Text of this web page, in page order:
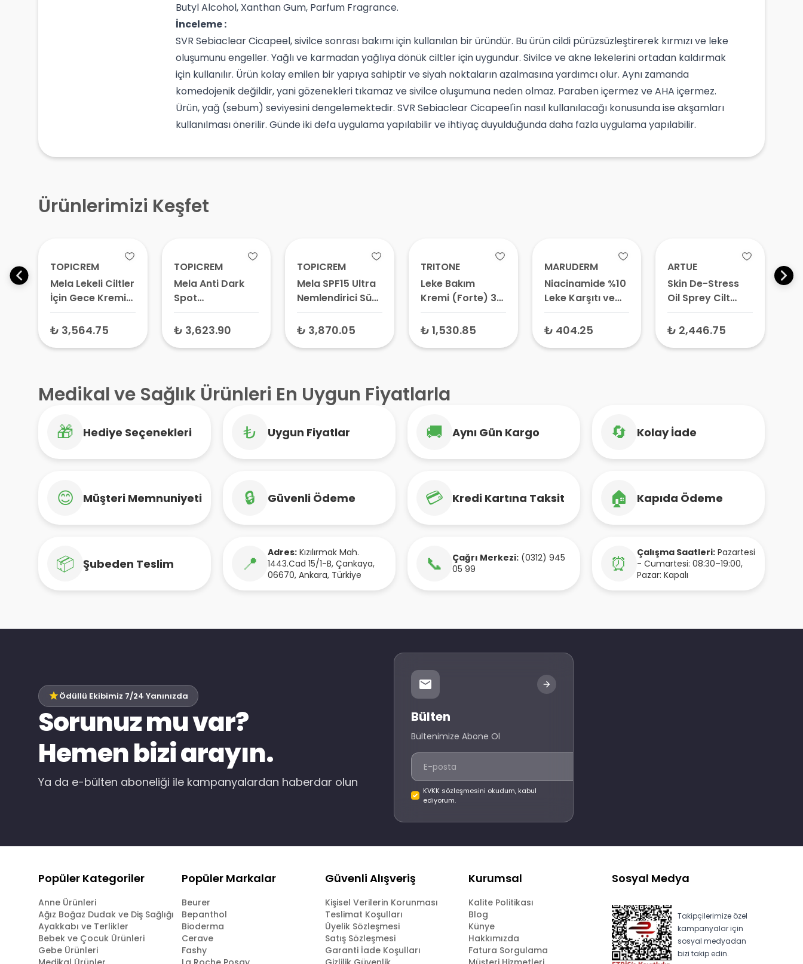
Butyl Alcohol, Xanthan Gum, Parfum Fragrance.
İnceleme :
SVR Sebiaclear Cicapeel, sivilce sonrası bakımı için kullanılan bir üründür. Bu ürün cildi pürüzsüzleştirerek kırmızı ve leke
oluşumunu engeller. Yağlı ve karmadan yağlıya dönük ciltler için uygundur. Sivilce ve akne lekelerini ortadan kaldırmak
için kullanılır. Ürün kolay emilen bir yapıya sahiptir ve siyah noktaların azalmasına yardımcı olur. Aynı zamanda
komedojenik değildir, yani gözenekleri tıkamaz ve sivilce oluşumuna neden olmaz. Paraben içermez ve AHA içermez.
Ürün, yağ (sebum) seviyesini dengelemektedir. SVR Sebiaclear Cicapeel'in nasıl kullanılacağı konusunda ise akşamları
kullanılması önerilir. Günde iki defa uygulama yapılabilir ve ihtiyaç duyulduğunda daha fazla uygulama yapılabilir.
Ürünlerimizi Keşfet
TOPICREM
Mela Lekeli Ciltler
İçin Gece Kremi
40 ml
₺ 3,564.75
TOPICREM
Mela Anti Dark
Spot
Concentrate
Leke Karşıtı
₺ 3,623.90
TOPICREM
Mela SPF15 Ultra
Nemlendirici Süt
200 ml
₺ 3,870.05
TRITONE
Leke Bakım
Kremi (Forte) 30
gr –
Depigmentasyon
₺ 1,530.85
MARUDERM
Niacinamide %10
Leke Karşıtı ve
Gözenek
Sıkılaştırıcı Krem
₺ 404.25
ARTUE
Skin De-Stress
Oil Sprey Cilt
Yatıştırıcı Sprey
200 ml
₺ 2,446.75
Medikal ve Sağlık Ürünleri En Uygun Fiyatlarla
🎁 Hediye Seçenekleri ₺ Uygun Fiyatlar 🚚 Aynı Gün Kargo 🔄 Kolay İade
😊 Müşteri Memnuniyeti 🔒 Güvenli Ödeme 💳 Kredi Kartına Taksit 🏠 Kapıda Ödeme
📦 Şubeden Teslim 📍 Adres: Kızılırmak Mah.
1443.Cad 15/1-B, Çankaya,
06670, Ankara, Türkiye 📞 Çağrı Merkezi: (0312) 945
05 99
⏰ Çalışma Saatleri: Pazartesi
- Cumartesi: 08:30–19:00,
Pazar: Kapalı
Ödüllü Ekibimiz 7/24 Yanınızda
Sorunuz mu var?
Hemen bizi arayın.
Ya da e-bülten aboneliği ile kampanyalardan haberdar olun
Bülten
Bültenimize Abone Ol
KVKK sözleşmesini okudum, kabul
ediyorum.
Popüler Kategoriler
Anne Ürünleri
Ağız Boğaz Dudak ve Diş Sağlığı
Ayakkabı ve Terlikler
Bebek ve Çocuk Ürünleri
Gebe Ürünleri
Popüler Markalar
Beurer
Bepanthol
Bioderma
Cerave
Fashy
Güvenli Alışveriş
Kişisel Verilerin Korunması
Teslimat Koşulları
Üyelik Sözleşmesi
Satış Sözleşmesi
Garanti İade Koşulları
Kurumsal
Kalite Politikası
Blog
Künye
Hakkımızda
Fatura Sorgulama
Sosyal Medya
Takipçilerimize özel
kampanyalar için
sosyal medyadan
bizi takip edin.